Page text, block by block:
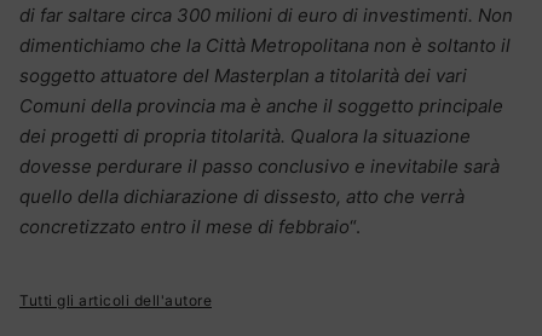
di far saltare circa 300 milioni di euro di investimenti. Non
dimentichiamo che la Città Metropolitana non è soltanto il
soggetto attuatore del Masterplan a titolarità dei vari
Comuni della provincia ma è anche il soggetto principale
dei progetti di propria titolarità. Qualora la situazione
dovesse perdurare il passo conclusivo e inevitabile sarà
quello della dichiarazione di dissesto, atto che verrà
concretizzato entro il mese di febbraio“.
Tutti gli articoli dell'autore